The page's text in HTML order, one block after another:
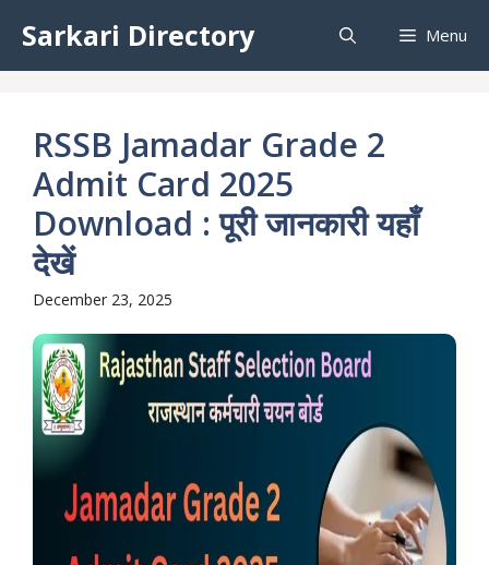
content
Sarkari Directory Menu
RSSB Jamadar Grade 2
Admit Card 2025
Download : पूरी जानकारी यहाँ
देखें
December 23, 2025